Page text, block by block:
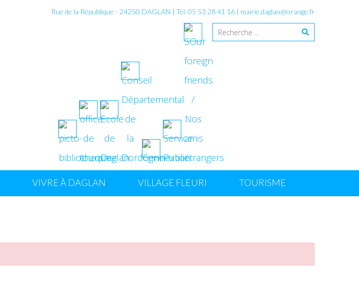
Rue de la République - 24250 DAGLAN | Tél: 05 53 28 41 16 | mairie.daglan@orange.fr
VIVRE À DAGLAN VILLAGE FLEURI TOURISME